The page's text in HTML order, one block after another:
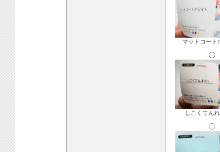
マットコート
しこくてん